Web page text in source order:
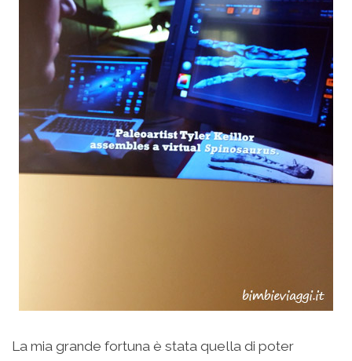
La mia grande fortuna è stata quella di poter